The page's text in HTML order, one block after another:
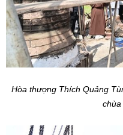
Hòa thượng Thích Quảng
chùa